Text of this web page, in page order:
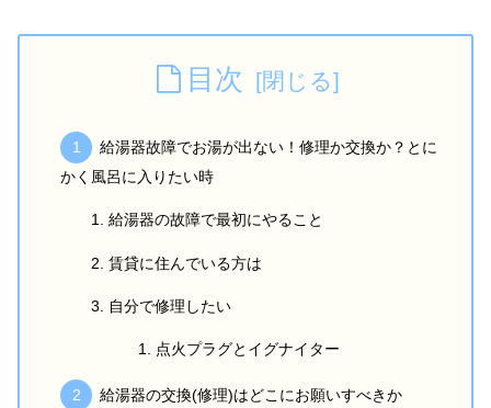
目次
給湯器故障でお湯が出ない！修理か交換か？とに
かく風呂に入りたい時
給湯器の故障で最初にやること
賃貸に住んでいる方は
自分で修理したい
点火プラグとイグナイター
給湯器の交換(修理)はどこにお願いすべきか